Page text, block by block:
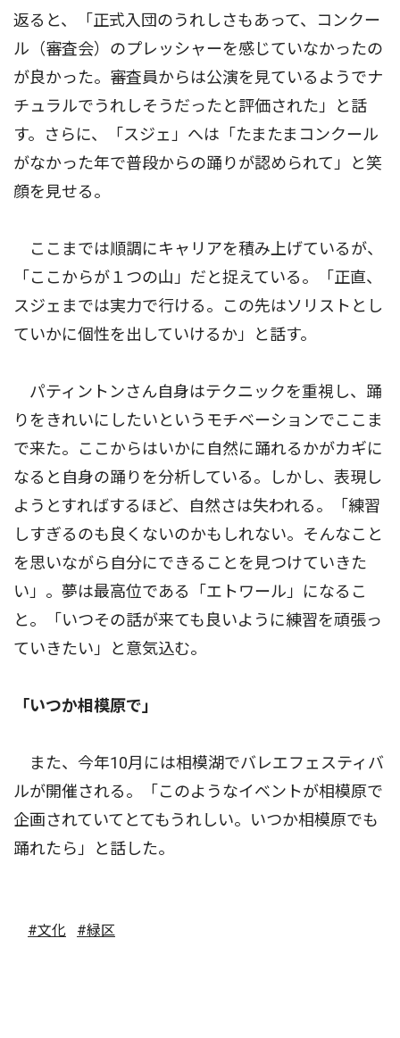
返ると、「正式入団のうれしさもあって、コンクー
ル（審査会）のプレッシャーを感じていなかったの
が良かった。審査員からは公演を見ているようでナ
チュラルでうれしそうだったと評価された」と話
す。さらに、「スジェ」へは「たまたまコンクール
がなかった年で普段からの踊りが認められて」と笑
顔を見せる。
ここまでは順調にキャリアを積み上げているが、
「ここからが１つの山」だと捉えている。「正直、
スジェまでは実力で行ける。この先はソリストとし
ていかに個性を出していけるか」と話す。
パティントンさん自身はテクニックを重視し、踊
りをきれいにしたいというモチベーションでここま
で来た。ここからはいかに自然に踊れるかがカギに
なると自身の踊りを分析している。しかし、表現し
ようとすればするほど、自然さは失われる。「練習
しすぎるのも良くないのかもしれない。そんなこと
を思いながら自分にできることを見つけていきた
い」。夢は最高位である「エトワール」になるこ
と。「いつその話が来ても良いように練習を頑張っ
ていきたい」と意気込む。
「いつか相模原で」
また、今年10月には相模湖でバレエフェスティバ
ルが開催される。「このようなイベントが相模原で
企画されていてとてもうれしい。いつか相模原でも
踊れたら」と話した。
#文化 #緑区